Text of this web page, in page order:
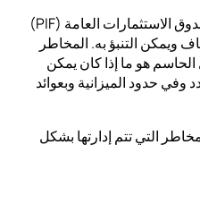
تضع المبادرات المدعومة من صندوق الاستثمارات العامة (PIF)
ويمكن التنبؤ به. المخاطر
هو ما إذا كان يمكن
حدود الميزانية وبعوائد
التي تتم إدارتها بشكل